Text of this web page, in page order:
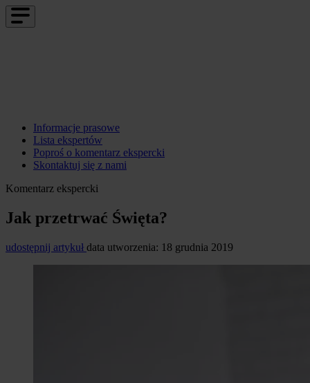
Informacje prasowe
Lista ekspertów
Poproś o komentarz ekspercki
Skontaktuj się z nami
Komentarz ekspercki
Jak przetrwać Święta?
udostępnij artykuł data utworzenia: 18 grudnia 2019